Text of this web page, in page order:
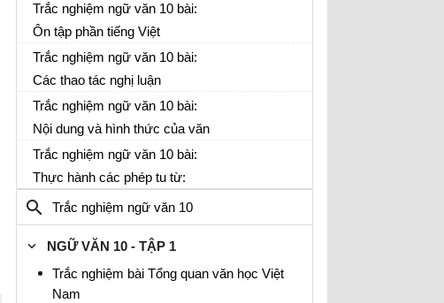
Trắc nghiệm ngữ văn 10 bài:
Ôn tập phần tiếng Việt
Trắc nghiệm ngữ văn 10 bài:
Các thao tác nghị luận
Trắc nghiệm ngữ văn 10 bài:
Nội dung và hình thức của văn
bản văn học
Trắc nghiệm ngữ văn 10 bài:
Thực hành các phép tu từ:
phép điệp và phép đối
Trắc nghiệm ngữ văn 10
NGỮ VĂN 10 - TẬP 1
Trắc nghiệm bài Tổng quan văn học Việt
Nam